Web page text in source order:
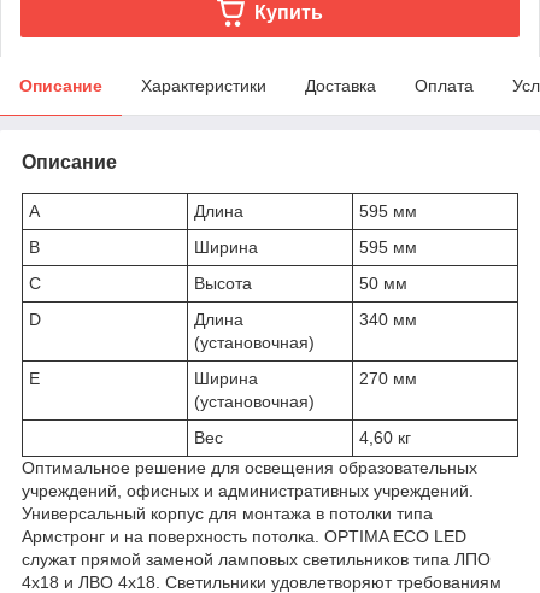
Купить
Описание Характеристики Доставка Оплата
Описание
A Длина
595 мм
B
Ширина
595 мм
C
Высота
50 мм
D
Длина
(установочная)
340 мм
E
Ширина
(установочная)
270 мм
Вес
4,60 кг
Оптимальное решение для освещения образовательных
учреждений, офисных и административных учреждений.
Универсальный корпус для монтажа в потолки типа
Армстронг и на поверхность потолка. OPTIMA ECO LED
служат прямой заменой ламповых светильников типа ЛПО
4x18 и ЛВО 4x18. Светильники удовлетворяют требованиям